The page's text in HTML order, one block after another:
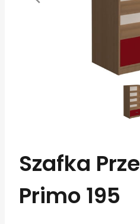
Szafka
Primo 195